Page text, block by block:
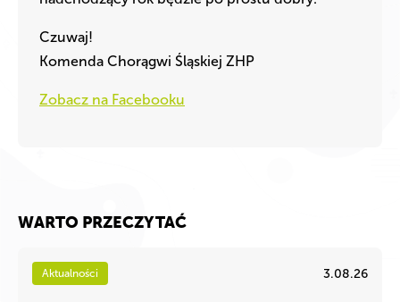
Czuwaj!
Komenda Chorągwi Śląskiej ZHP
Zobacz na Facebooku
WARTO PRZECZYTAĆ
Aktualności 3.08.26